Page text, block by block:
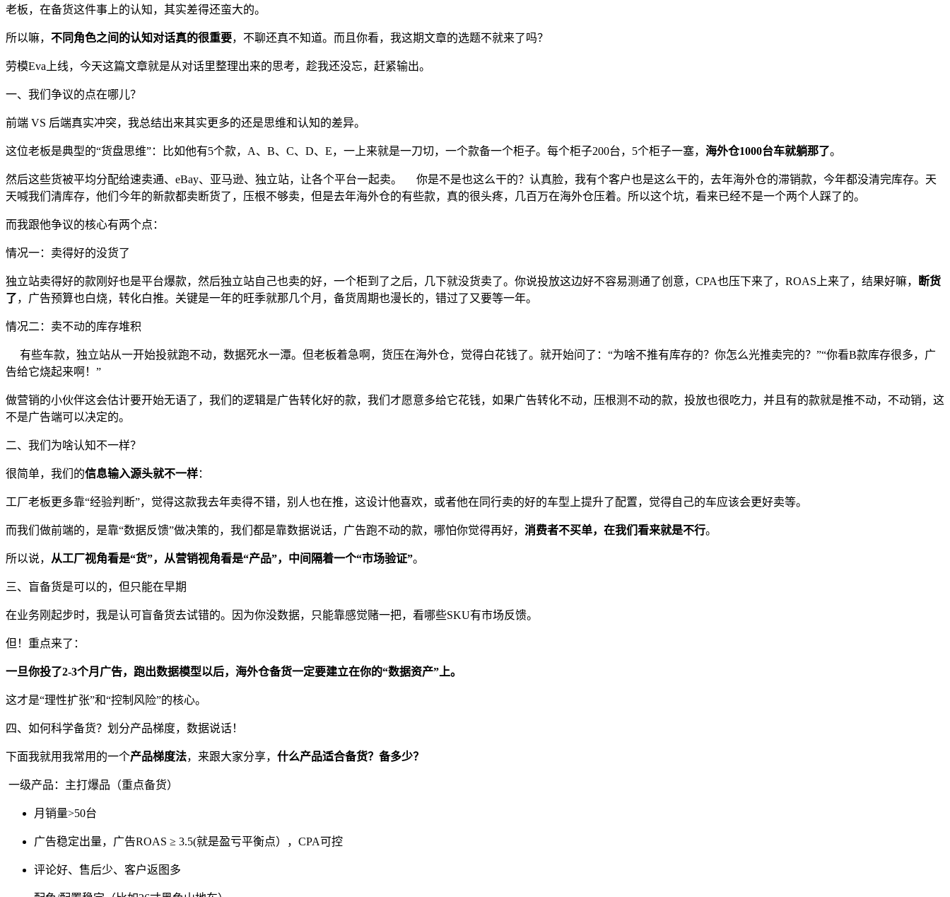
老板，在备货这件事上的认知，其实差得还蛮大的。
所以嘛， 不同角色之间的认知对话真的很重要，不聊还真不知道。而且你看，我这期文章的选题不就来了吗？
劳模Eva上线，今天这篇文章就是从对话里整理出来的思考，趁我还没忘，赶紧输出。
一、我们争议的点在哪儿？
前端 VS 后端真实冲突，我总结出来其实更多的还是思维和认知的差异。
这位老板是典型的“货盘思维”：比如他有5个款，A、B、C、D、E，一上来就是一刀切，一个款备一个柜子。每个柜子200台，5个柜子一塞， 海外仓1000台车就躺那了。
然后这些货被平均分配给速卖通、eBay、亚马逊、独立站，让各个平台一起卖。 你是不是也这么干的？认真脸，我有个客户也是这么干的，去年海外仓的滞销款，今年都没清完库存。天
天喊我们清库存，他们今年的新款都卖断货了，压根不够卖，但是去年海外仓的有些款，真的很头疼，几百万在海外仓压着。所以这个坑，看来已经不是一个两个人踩了的。
而我跟他争议的核心有两个点：
情况一：卖得好的没货了
独立站卖得好的款刚好也是平台爆款，然后独立站自己也卖的好，一个柜到了之后，几下就没货卖了。你说投放这边好不容易测通了创意，CPA也压下来了，ROAS上来了，结果好嘛，
断货
了，广告预算也白烧，转化白推。关键是一年的旺季就那几个月，备货周期也漫长的，错过了又要等一年。
情况二：卖不动的库存堆积
有些车款，独立站从一开始投就跑不动，数据死水一潭。 但老板着急啊，货压在海外仓，觉得白花钱了。就开始问了：“为啥不推有库存的？你怎么光推卖完的？”“你看B款库存很多，广
告给它烧起来啊！”
做营销的小伙伴这会估计要开始无语了，我们的逻辑是广告转化好的款，我们才愿意多给它花钱，如果广告转化不动，压根测不动的款，投放也很吃力，并且有的款就是推不动，不动销，这
不是广告端可以决定的。
二、我们为啥认知不一样？
很简单，我们的信息输入源头就不一样：
工厂老板更多靠“经验判断”，觉得这款我去年卖得不错，别人也在推，这设计他喜欢，或者他在同行卖的好的车型上提升了配置，觉得自己的车应该会更好卖等。
而我们做前端的，是靠“数据反馈”做决策的，我们都是靠数据说话，广告跑不动的款，哪怕你觉得再好， 消费者不买单，在我们看来就是不行。
所以说， 从工厂视角看是“货”，从营销视角看是“产品”，中间隔着一个“市场验证”。
三、盲备货是可以的，但只能在早期
在业务刚起步时，我是认可盲备货去试错的。因为你没数据，只能靠感觉赌一把，看哪些SKU有市场反馈。
但！重点来了：
一旦你投了2-3个月广告，跑出数据模型以后，海外仓备货一定要建立在你的“数据资产”上。
这才是“理性扩张”和“控制风险”的核心。
四、如何科学备货？划分产品梯度，数据说话！
下面我就用我常用的一个产品梯度法，来跟大家分享， 什么产品适合备货？备多少？
一级产品：主打爆品（重点备货）
月销量>50台
广告稳定出量，广告ROAS ≥ 3.5(就是盈亏平衡点），CPA可控
评论好、售后少、客户返图多